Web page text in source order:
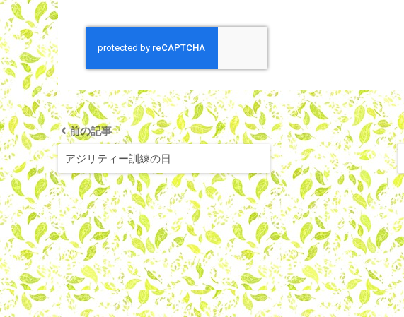
前の記事
アジリティー訓練の日